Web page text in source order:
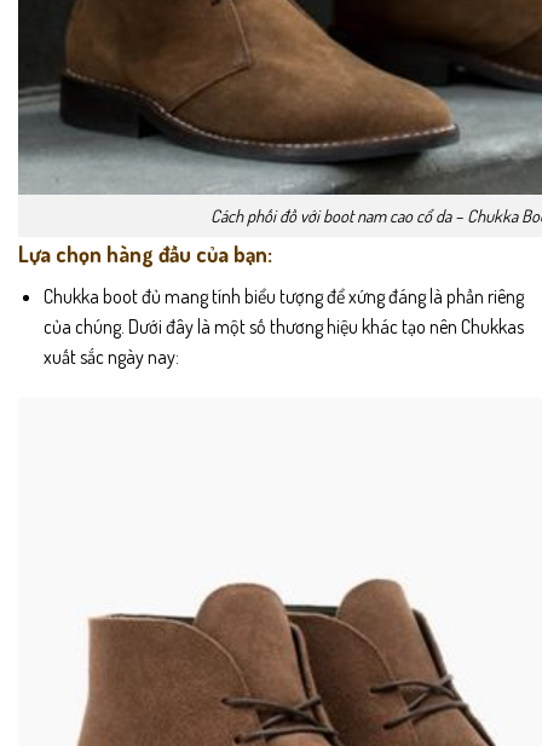
Cách phối đồ với boot nam cao cổ da – Chukka
Lựa chọn hàng đầu của bạn:
Chukka boot đủ mang tính biểu tượng để xứng đáng là phần riêng
của chúng. Dưới đây là một số thương hiệu khác tạo nên Chukkas
xuất sắc ngày nay: